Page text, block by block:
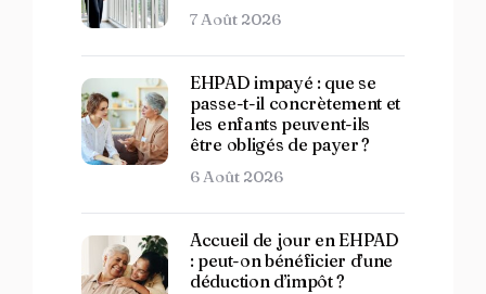
7 Août 2026
EHPAD impayé : que se
passe-t-il concrètement et
les enfants peuvent-ils
être obligés de payer ?
6 Août 2026
Accueil de jour en EHPAD
: peut-on bénéficier d’une
déduction d’impôt ?